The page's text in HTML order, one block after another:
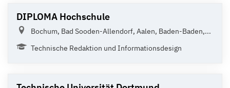
DIPLOMA Hochschule
Bochum, Bad Sooden-Allendorf, Aalen, Baden-Baden,...
Technische Redaktion und Informationsdesign